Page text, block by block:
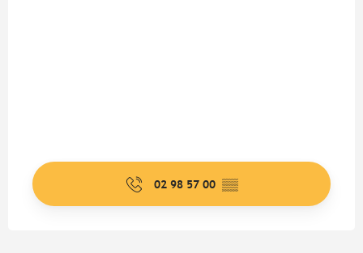
02 98 57 00 ▒▒